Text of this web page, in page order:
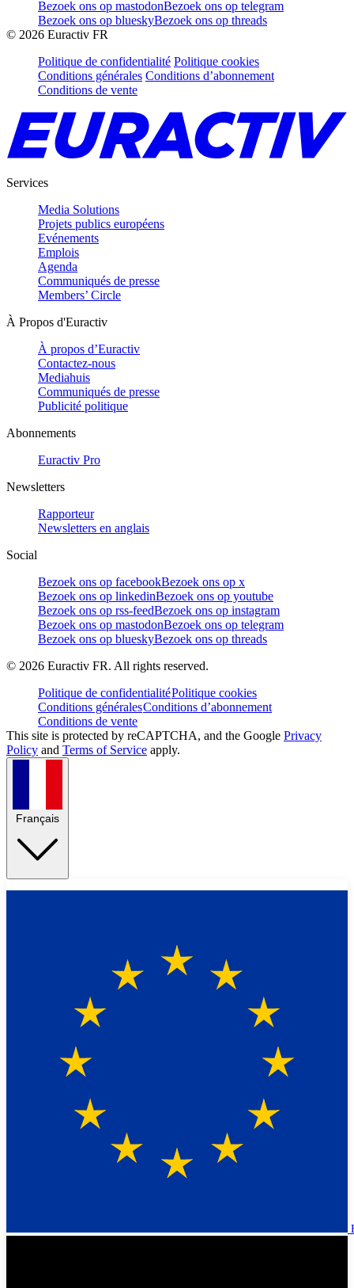
Bezoek ons op mastodonBezoek ons op telegram
Bezoek ons op blueskyBezoek ons op threads
© 2026 Euractiv FR
Politique de confidentialité Politique cookies
Conditions générales Conditions d’abonnement
Conditions de vente
Services
Media Solutions
Projets publics européens
Evénements
Emplois
Agenda
Communiqués de presse
Members’ Circle
À Propos d'Euractiv
À propos d’Euractiv
Contactez-nous
Mediahuis
Communiqués de presse
Publicité politique
Abonnements
Euractiv Pro
Newsletters
Rapporteur
Newsletters en anglais
Social
Bezoek ons op facebookBezoek ons op x
Bezoek ons op linkedinBezoek ons op youtube
Bezoek ons op rss-feedBezoek ons op instagram
Bezoek ons op mastodonBezoek ons op telegram
Bezoek ons op blueskyBezoek ons op threads
© 2026 Euractiv FR. All rights reserved.
Politique de confidentialitéPolitique cookies
Conditions généralesConditions d’abonnement
Conditions de vente
This site is protected by reCAPTCHA, and the Google Privacy
Policy and Terms of Service apply.
Français